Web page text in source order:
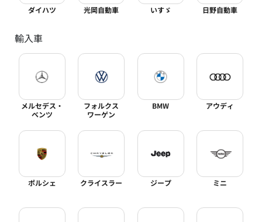
ダイハツ 光岡自動車 いすゞ 日野自動車
輸入車
メルセデス・
ベンツ
フォルクス
ワーゲン
BMW アウディ
ポルシェ クライスラー ジープ ミニ